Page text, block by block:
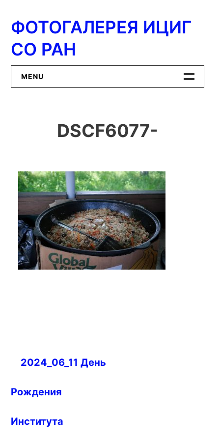
содержимому
ФОТОГАЛЕРЕЯ ИЦИГ
СО РАН
MENU
ИЦиГ СО РАН
DSCF6077-
Навигация
записям
2024_06_11 День
Рождения
Института